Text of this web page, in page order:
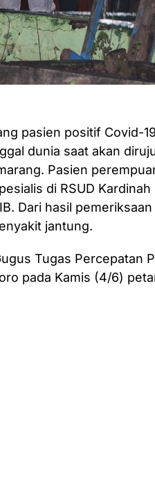
pasien positif Covid-
dunia saat akan
Pasien
di RSUD Kardinah
Dari hasil
jantung.
Tugas Percepatan
pada Kamis (4/6)